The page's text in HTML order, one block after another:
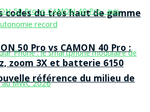
codes du très haut de gamme
50 Pro vs CAMON 40 Pro :
zoom 3X et batterie 6150
référence du milieu de